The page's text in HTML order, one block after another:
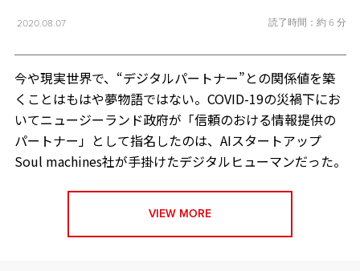
2020.08.07 読了時間：約 6 分
今や現実世界で、“デジタルパートナー”との関係値を築
くことはもはや夢物語ではない。COVID-19の災禍下にお
いてニュージーランド政府が「信頼のおける情報提供の
パートナー」として指名したのは、AIスタートアップ
Soul machines社が手掛けたデジタルヒューマンだった。
VIEW MORE